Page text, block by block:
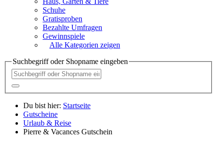
Schuhe
Gratisproben
Bezahlte Umfragen
Gewinnspiele
Alle Kategorien zeigen
Suchbegriff oder Shopname eingeben
Du bist hier: Startseite
Gutscheine
Urlaub & Reise
Pierre & Vacances Gutschein